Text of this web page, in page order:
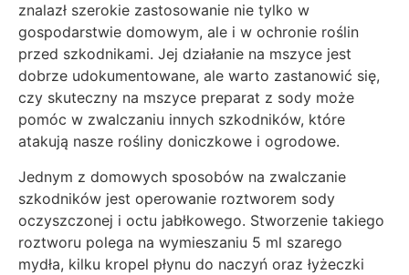
znalazł szerokie zastosowanie nie tylko w
gospodarstwie domowym, ale i w ochronie roślin
przed szkodnikami. Jej działanie na mszyce jest
dobrze udokumentowane, ale warto zastanowić się,
czy skuteczny na mszyce preparat z sody może
pomóc w zwalczaniu innych szkodników, które
atakują nasze rośliny doniczkowe i ogrodowe.
Jednym z domowych sposobów na zwalczanie
szkodników jest operowanie roztworem sody
oczyszczonej i octu jabłkowego. Stworzenie takiego
roztworu polega na wymieszaniu 5 ml szarego
mydła, kilku kropel płynu do naczyń oraz łyżeczki